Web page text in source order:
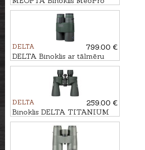
Optika HD 8x42
DELTA
799.00 €
DELTA Binoklis ar tālmēru
TITANIUM 9x45 HD RF
DELTA
259.00 €
Binoklis DELTA TITANIUM
7x50